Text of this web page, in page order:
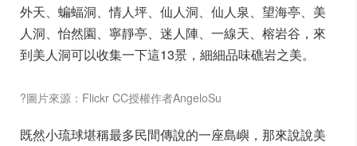
外天、蝙蝠洞、情人坪、仙人洞、仙人泉、望海亭、美
人洞、怡然園、寧靜亭、迷人陣、一線天、榕岩谷，來
到美人洞可以收集一下這13景，細細品味礁岩之美。
?圖片來源：Flickr CC授權作者AngeloSu
既然小琉球堪稱最多民間傳說的一座島嶼，那來說說美